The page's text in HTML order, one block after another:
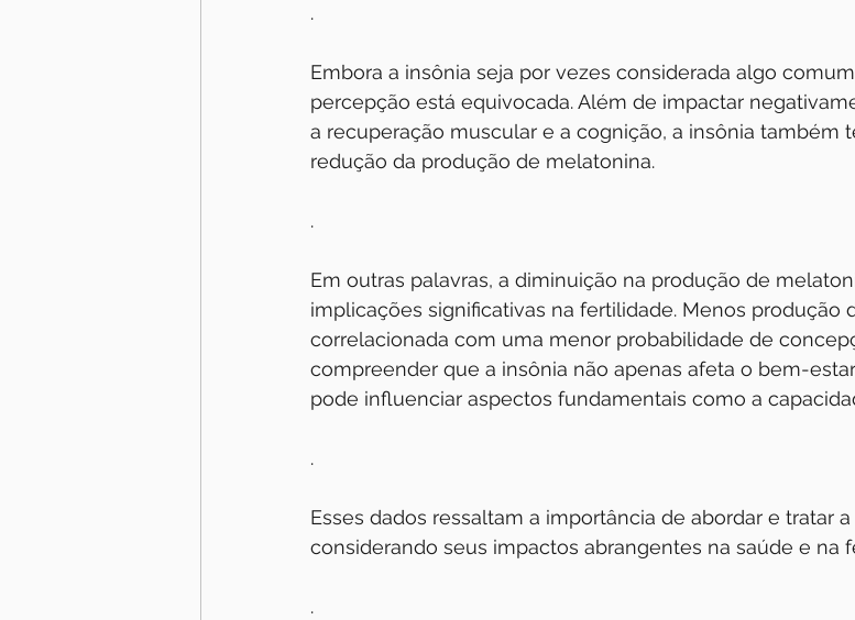
.
Embora a insônia seja por vezes considerada algo
percepção está equivocada. Além de impactar
a recuperação muscular e a cognição, a insônia também
redução da produção de melatonina.
.
Em outras palavras, a diminuição na produção de
implicações significativas na fertilidade. Menos produção
correlacionada com uma menor probabilidade de
compreender que a insônia não apenas afeta o bem-
pode influenciar aspectos fundamentais como a
.
Esses dados ressaltam a importância de abordar e tratar
considerando seus impactos abrangentes na saúde e na
.